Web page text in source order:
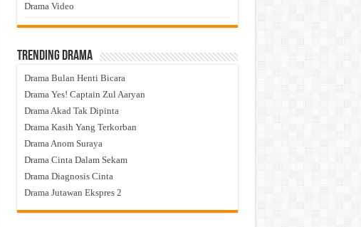
Drama Video
Trending Drama
Drama Bulan Henti Bicara
Drama Yes! Captain Zul Aaryan
Drama Akad Tak Dipinta
Drama Kasih Yang Terkorban
Drama Anom Suraya
Drama Cinta Dalam Sekam
Drama Diagnosis Cinta
Drama Jutawan Ekspres 2